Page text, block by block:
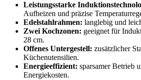
Leistungsstarke
Aufheizen und präzise
Edelstahlrahmen: langlebig und
Zwei Kochzonen: geeignet für
28 cm.
Offenes Untergestell: zusätzlicher
Küchenutensilien.
Energieeffizient: sparsamer Betrieb
Energiekosten.